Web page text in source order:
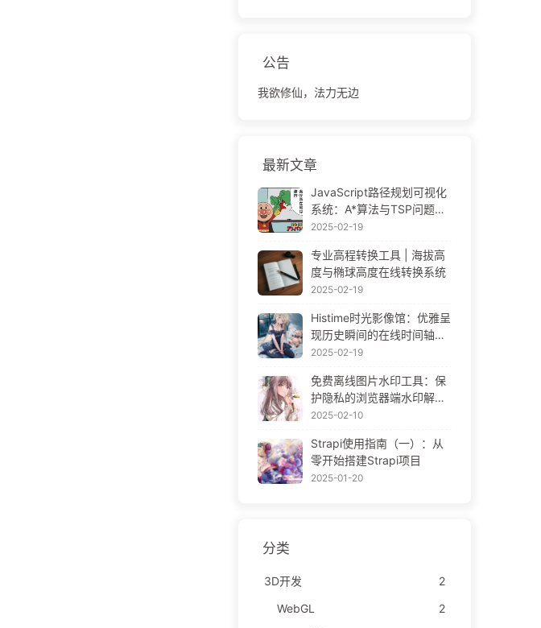
公告
我欲修仙，法力无边
最新文章
JavaScript路径规划可视化
系统：A*算法与TSP问题解
决方案
2025-02-19
专业高程转换工具 | 海拔高
度与椭球高度在线转换系统
2025-02-19
Histime时光影像馆：优雅呈
现历史瞬间的在线时间轴相
册 | Historical Photo Timeli
2025-02-19
免费离线图片水印工具：保
护隐私的浏览器端水印解决
方案 | Free Offline Image
2025-02-10
Strapi使用指南（一）：从
零开始搭建Strapi项目
2025-01-20
分类
3D开发
2
WebGL
2